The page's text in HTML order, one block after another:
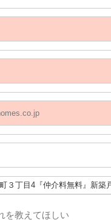
３丁目4『仲介料無料』新築